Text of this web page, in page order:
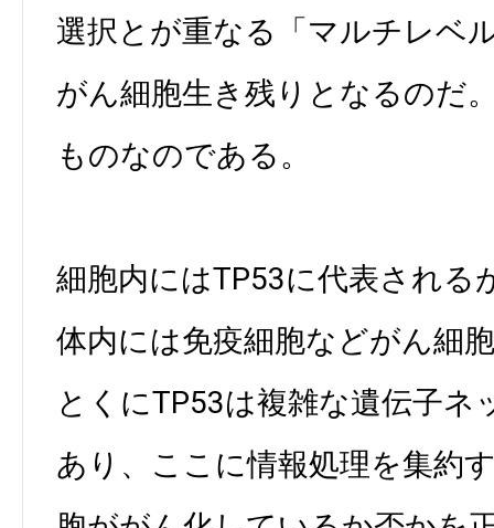
選択とが重なる「マルチレベ
がん細胞生き残りとなるのだ
ものなのである。
細胞内にはTP53に代表される
体内には免疫細胞などがん細
とくにTP53は複雑な遺伝子ネ
あり、ここに情報処理を集約